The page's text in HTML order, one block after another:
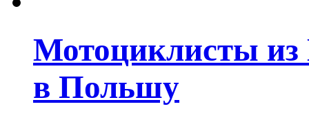
Мотоциклисты из
в Польшу